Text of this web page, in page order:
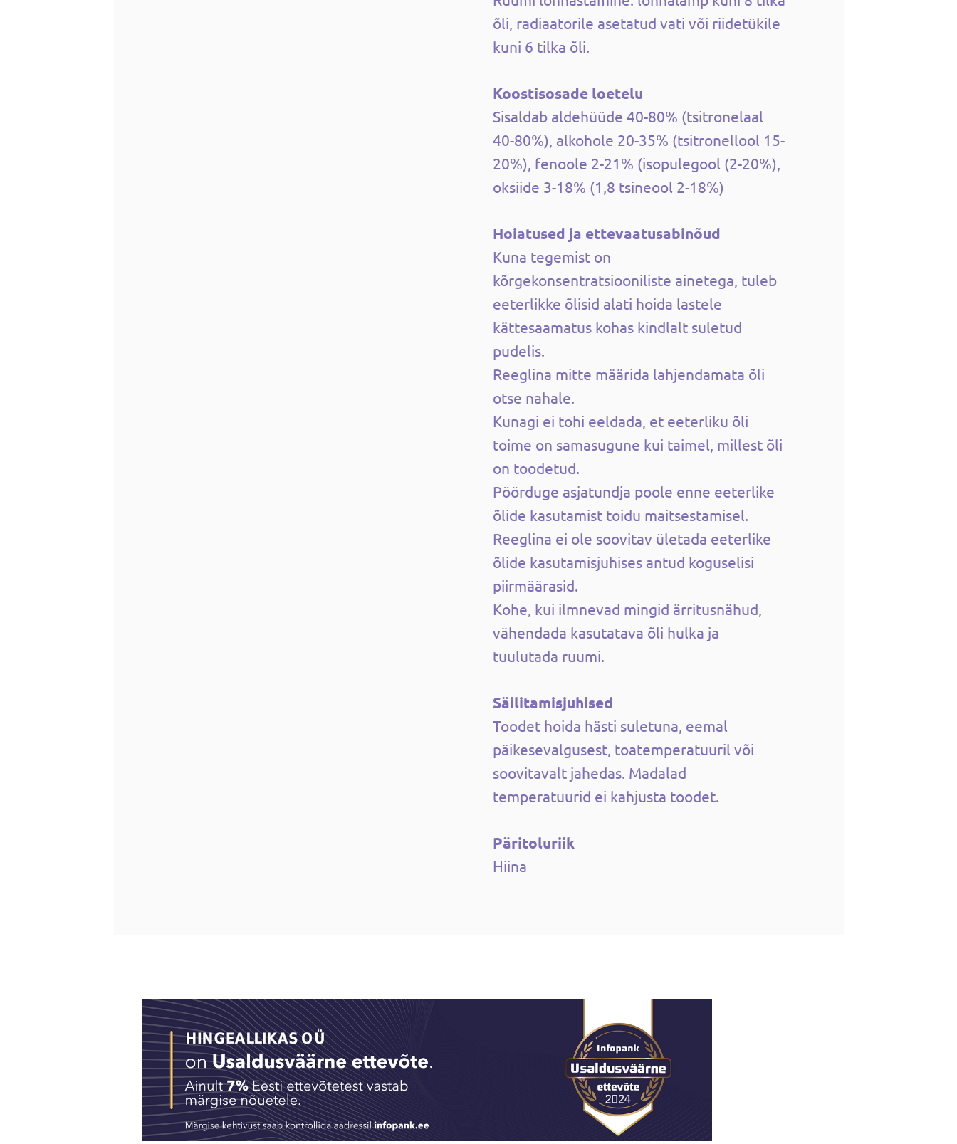
õli, radiaatorile asetatud vati või riidetükile
kuni 6 tilka õli.
Koostisosade loetelu
Sisaldab aldehüüde 40-80% (tsitronelaal
40-80%), alkohole 20-35% (tsitronellool 15-
20%), fenoole 2-21% (isopulegool (2-20%),
oksiide 3-18% (1,8 tsineool 2-18%)
Hoiatused ja ettevaatusabinõud
Kuna tegemist on
kõrgekonsentratsiooniliste ainetega, tuleb
eeterlikke õlisid alati hoida lastele
kättesaamatus kohas kindlalt suletud
pudelis.
Reeglina mitte määrida lahjendamata õli
otse nahale.
Kunagi ei tohi eeldada, et eeterliku õli
toime on samasugune kui taimel, millest õli
on toodetud.
Pöörduge asjatundja poole enne eeterlike
õlide kasutamist toidu maitsestamisel.
Reeglina ei ole soovitav ületada eeterlike
õlide kasutamisjuhises antud koguselisi
piirmäärasid.
Kohe, kui ilmnevad mingid ärritusnähud,
vähendada kasutatava õli hulka ja
tuulutada ruumi.
Säilitamisjuhised
Toodet hoida hästi suletuna, eemal
päikesevalgusest, toatemperatuuril või
soovitavalt jahedas. Madalad
temperatuurid ei kahjusta toodet.
Päritoluriik
Hiina